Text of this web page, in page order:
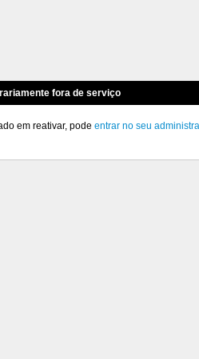
fora de serviço
em reativar, pode entrar no seu